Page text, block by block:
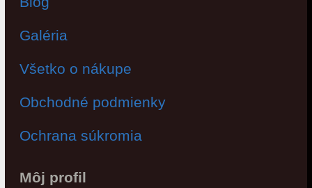
Galéria
Všetko o nákupe
Obchodné podmienky
Ochrana súkromia
Môj profil